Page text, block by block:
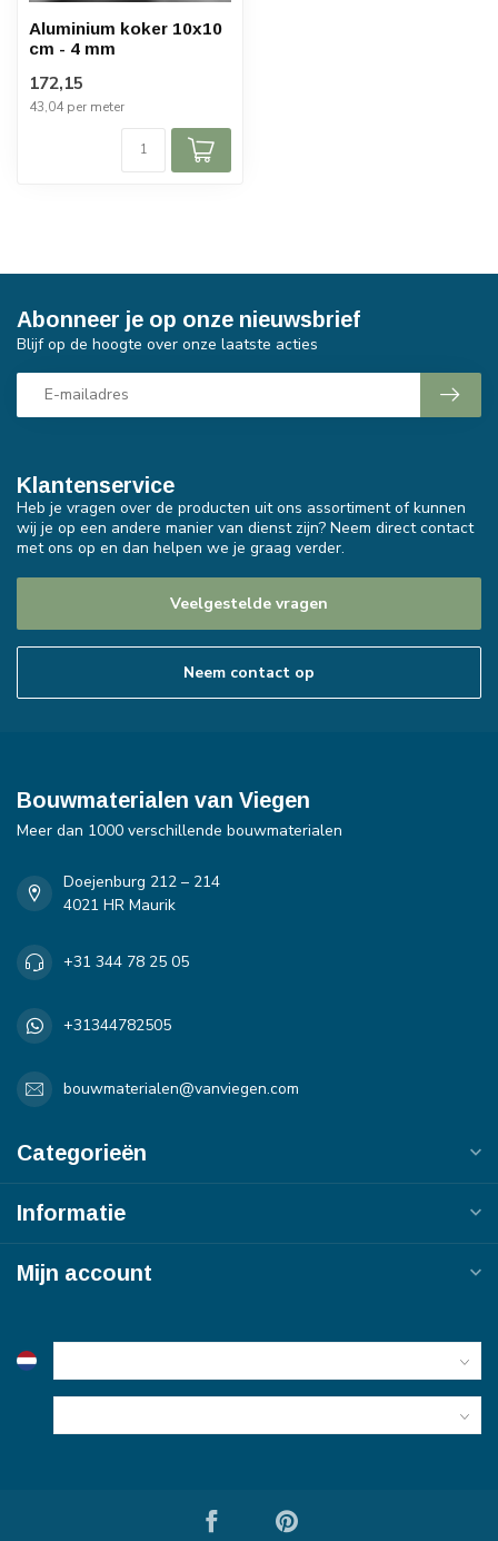
Aluminium koker 10x10
cm - 4 mm
172,15
43,04 per meter
Klantenservice
Heb je vragen over de producten uit ons assortiment of kunnen
wij je op een andere manier van dienst zijn? Neem direct contact
met ons op en dan helpen we je graag verder.
Veelgestelde vragen
Neem contact op
Abonneer je op onze nieuwsbrief
Blijf op de hoogte over onze laatste acties
Bouwmaterialen van Viegen
Meer dan 1000 verschillende bouwmaterialen
Doejenburg 212 – 214
4021 HR Maurik
+31 344 78 25 05
+31344782505
bouwmaterialen@vanviegen.com
Categorieën
Informatie
Mijn account